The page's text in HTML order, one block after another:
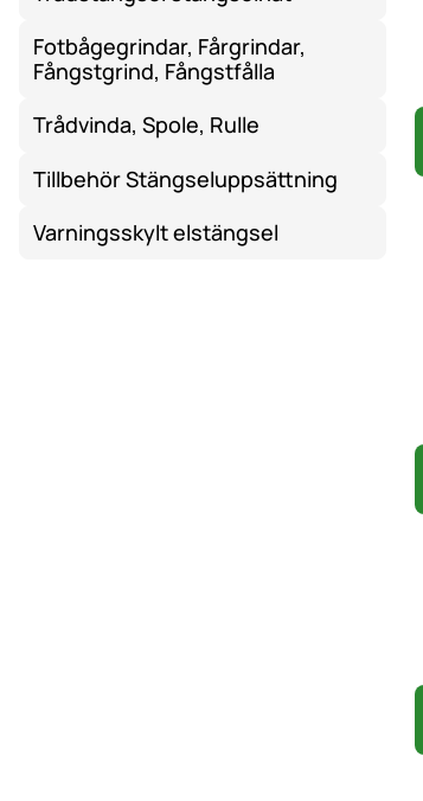
Fotbågegrindar, Fårgrindar,
Fångstgrind, Fångstfålla
Trådvinda, Spole, Rulle
Tillbehör Stängseluppsättning
Varningsskylt elstängsel